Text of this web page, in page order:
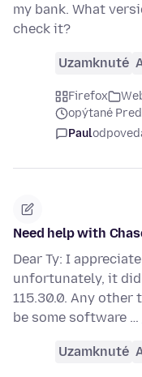
my bank. What
check it?
Uzamknuté
Firefox
opýtané
Paul
Need help with
Dear Ty: I
unfortunately, it
115.30.0. Any
be some software …
Uzamknuté